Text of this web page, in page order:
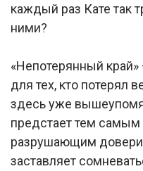
каждый раз Кате так
ними?
«Непотерянный
для тех, кто потерял
здесь уже
предстает тем
разрушающим
заставляет